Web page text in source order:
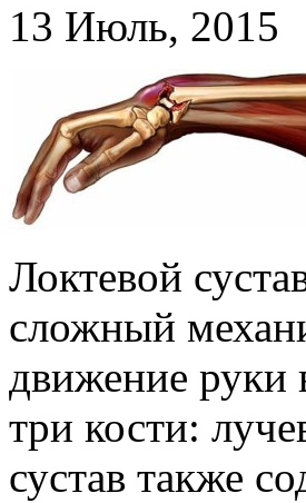
13 Июль, 2015
Локтевой
сложный
движение руки
три кости:
сустав также